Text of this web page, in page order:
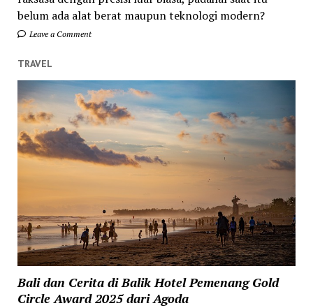
belum ada alat berat maupun teknologi modern?
Leave a Comment
TRAVEL
Bali dan Cerita di Balik Hotel Pemenang Gold
Circle Award 2025 dari Agoda